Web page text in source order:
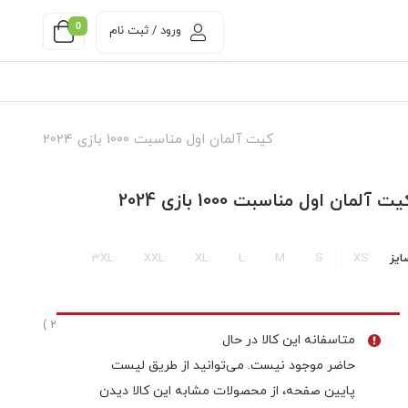
0 ورود / ثبت نام
کیت آلمان اول مناسبت 1000 بازی 2024
آلمان اول مناسبت 1000 بازی 2024
XS
S
M
L
XL
XXL
3XL
متاسفانه این کالا در حال
حاضر موجود نیست. می‌توانید از طریق لیست
پایین صفحه، از محصولات مشابه این کالا دیدن